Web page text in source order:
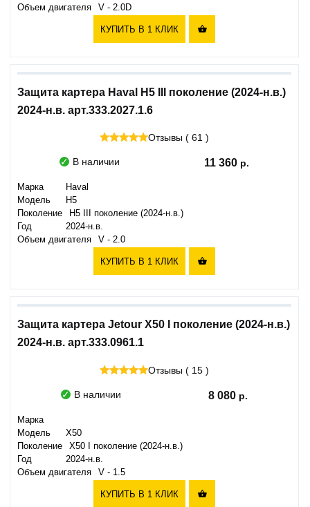
Объем двигателя
V - 2.0D
КУПИТЬ В 1 КЛИК 
Защита картера Haval H5 III поколение (2024-н.в.)
2024-н.в. арт.333.2027.1.6
Отзывы ( 61 )
В наличии 11 360
Марка
Haval
Модель
H5
Поколение
H5 III поколение (2024-н.в.)
Год
2024-н.в.
Объем двигателя
V - 2.0
КУПИТЬ В 1 КЛИК 
Защита картера Jetour X50 I поколение (2024-н.в.)
2024-н.в. арт.333.0961.1
Отзывы ( 15 )
В наличии 8 080
Марка
Модель
X50
Поколение
X50 I поколение (2024-н.в.)
Год
2024-н.в.
Объем двигателя
V - 1.5
КУПИТЬ В 1 КЛИК 